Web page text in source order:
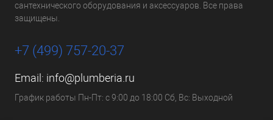
сантехнического оборудования и аксессуаров. Все права
защищены.
+7 (499) 757-20-37
Email: info@plumberia.ru
График работы Пн-Пт: с 9:00 до 18:00 Сб, Вс: Выходной